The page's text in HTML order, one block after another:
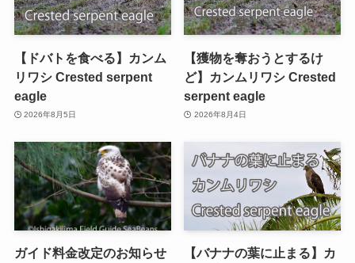
【ドバトを食べる】カンム
リワシ Crested serpent
eagle
2026年8月5日
【獲物を奪おうとするけ
ど】カンムリワシ Crested
serpent eagle
2026年8月4日
ガイド料金改定のお知らせ
【バナナの葉に止まる】カ